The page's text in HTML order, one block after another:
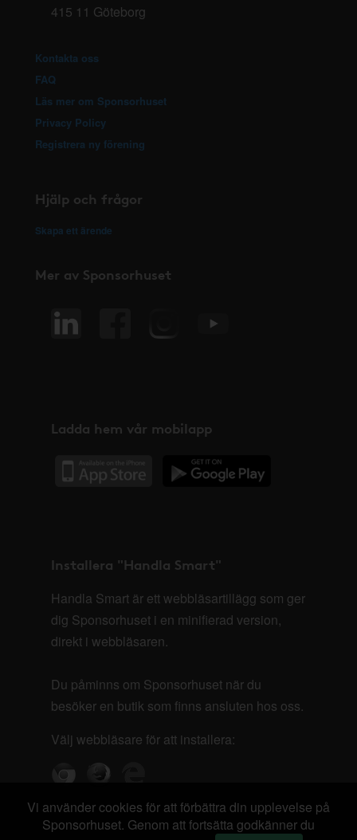
415 11 Göteborg
Kontakta oss
FAQ
Läs mer om Sponsorhuset
Privacy Policy
Registrera ny förening
Hjälp och frågor
Skapa ett ärende
Mer av Sponsorhuset
Ladda hem vår mobilapp
Installera "Handla Smart"
Handla Smart är ett webbläsartillägg som ger
dig Sponsorhuset i en minifierad version,
direkt i webbläsaren.
Du påminns om Sponsorhuset när du
besöker en butik som finns ansluten hos oss.
Välj webbläsare för att installera:
Vi använder cookies för att förbättra din upplevelse på
Sponsorhuset. Genom att fortsätta godkänner du